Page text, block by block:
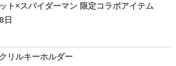
ト×スパイダーマン 限定コラボアイテム
日
リルキーホルダー